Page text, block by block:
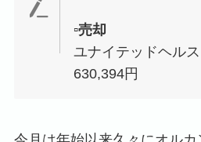
▫️売却
ユナイテッドヘルス
630,394円